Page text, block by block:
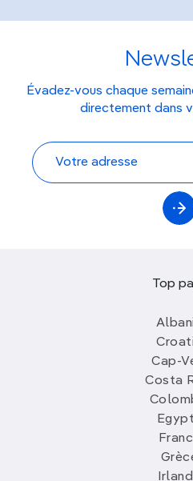
Évadez-vous chaque
directement dans
Top
Cap-
Costa